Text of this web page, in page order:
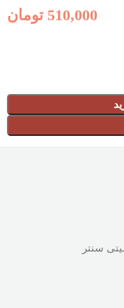
510,000 تومان
سنتر